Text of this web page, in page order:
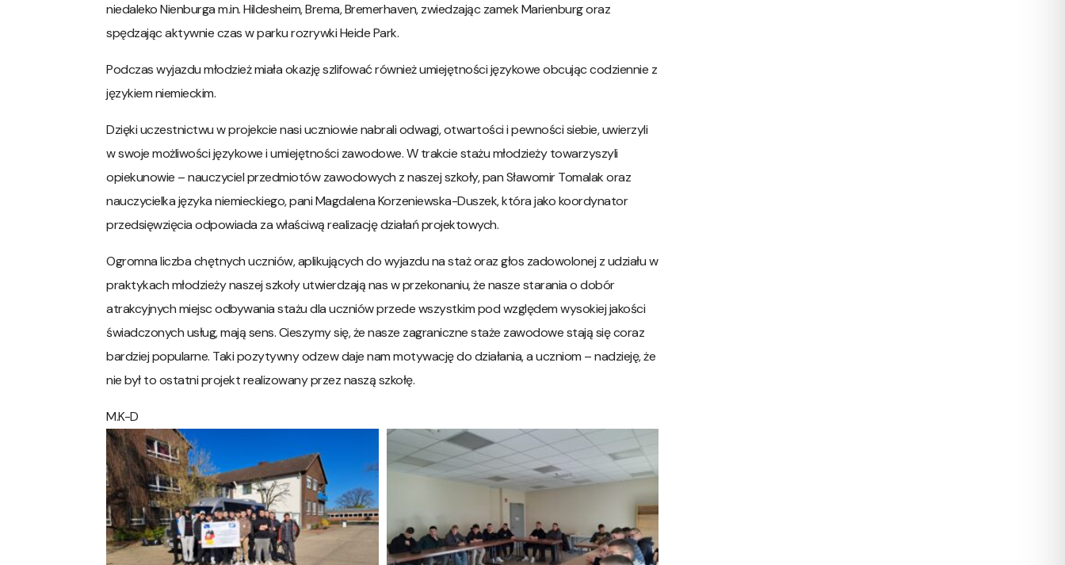
niedaleko Nienburga m.in. Hildesheim, Brema, Bremerhaven, zwiedzając zamek Marienburg oraz
spędzając aktywnie czas w parku rozrywki Heide Park.
Podczas wyjazdu młodzież miała okazję szlifować również umiejętności językowe obcując codziennie z
językiem niemieckim.
Dzięki uczestnictwu w projekcie nasi uczniowie nabrali odwagi, otwartości i pewności siebie, uwierzyli
w swoje możliwości językowe i umiejętności zawodowe. W trakcie stażu młodzieży towarzyszyli
opiekunowie – nauczyciel przedmiotów zawodowych z naszej szkoły, pan Sławomir Tomalak oraz
nauczycielka języka niemieckiego, pani Magdalena Korzeniewska-Duszek, która jako koordynator
przedsięwzięcia odpowiada za właściwą realizację działań projektowych.
Ogromna liczba chętnych uczniów, aplikujących do wyjazdu na staż oraz głos zadowolonej z udziału w
praktykach młodzieży naszej szkoły utwierdzają nas w przekonaniu, że nasze starania o dobór
atrakcyjnych miejsc odbywania stażu dla uczniów przede wszystkim pod względem wysokiej jakości
świadczonych usług, mają sens. Cieszymy się, że nasze zagraniczne staże zawodowe stają się coraz
bardziej popularne. Taki pozytywny odzew daje nam motywację do działania, a uczniom – nadzieję, że
nie był to ostatni projekt realizowany przez naszą szkołę.
M.K-D